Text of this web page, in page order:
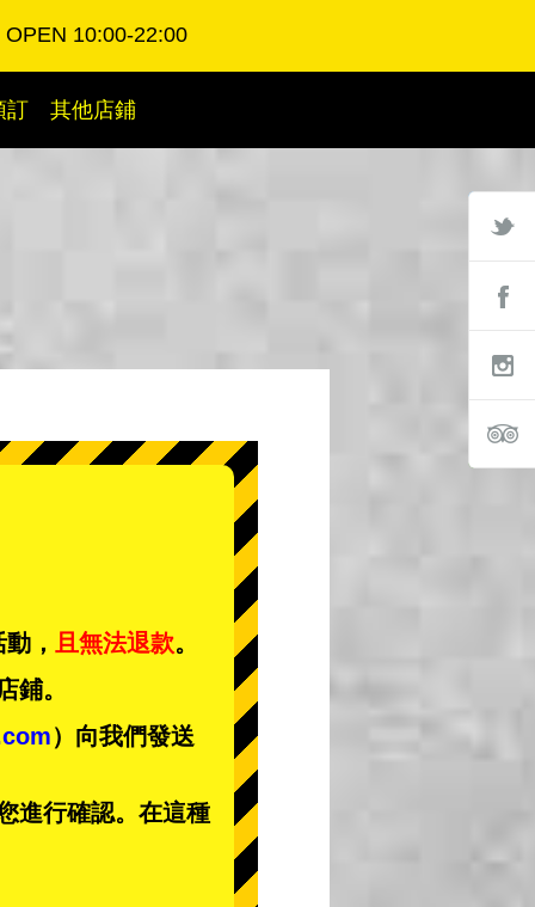
OPEN 10:00-22:00
訂 其他店鋪
， 且無法退款。
鋪。
）向我們發送
進行確認。在這種